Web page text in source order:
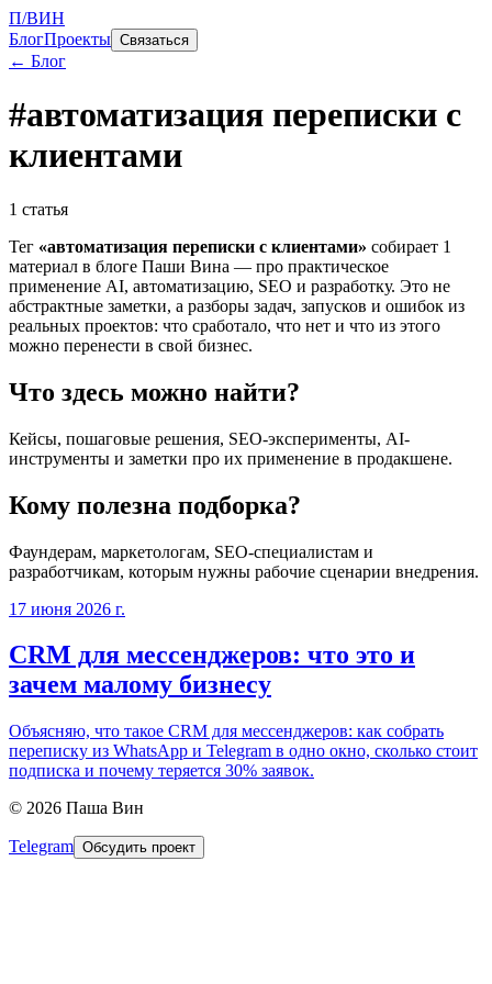
П/ВИН
БлогПроекты Связаться
← Блог
#автоматизация переписки с
клиентами
1 статья
Тег «автоматизация переписки с клиентами» собирает 1
материал в блоге Паши Вина — про практическое
применение AI, автоматизацию, SEO и разработку. Это не
абстрактные заметки, а разборы задач, запусков и ошибок из
реальных проектов: что сработало, что нет и что из этого
можно перенести в свой бизнес.
Что здесь можно найти?
Кейсы, пошаговые решения, SEO-эксперименты, AI-
инструменты и заметки про их применение в продакшене.
Кому полезна подборка?
Фаундерам, маркетологам, SEO-специалистам и
разработчикам, которым нужны рабочие сценарии внедрения.
17 июня 2026 г.
CRM для мессенджеров: что это и
зачем малому бизнесу
Объясняю, что такое CRM для мессенджеров: как собрать
переписку из WhatsApp и Telegram в одно окно, сколько стоит
подписка и почему теряется 30% заявок.
© 2026 Паша Вин
Telegram Обсудить проект